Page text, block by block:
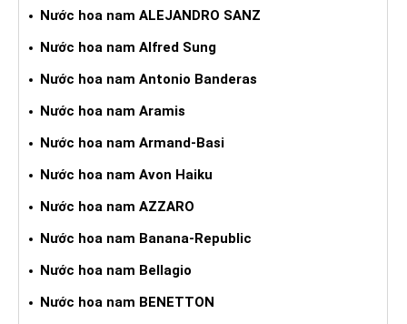
Nước hoa nam ALEJANDRO SANZ
Nước hoa nam Alfred Sung
Nước hoa nam Antonio Banderas
Nước hoa nam Aramis
Nước hoa nam Armand-Basi
Nước hoa nam Avon Haiku
Nước hoa nam AZZARO
Nước hoa nam Banana-Republic
Nước hoa nam Bellagio
Nước hoa nam BENETTON